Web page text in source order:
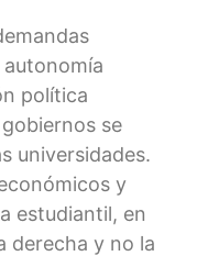
política
se
universidades.
y
estudiantil, en
derecha y no la